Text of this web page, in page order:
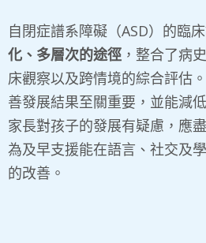
自閉症譜系障礙（ASD）的臨
化、多層次的途徑 ，整合了病
床觀察以及跨情境的綜合評估
善發展結果至關重要，並能減
家長對孩子的發展有疑慮，應
為及早支援能在語言、社交及
的改善。